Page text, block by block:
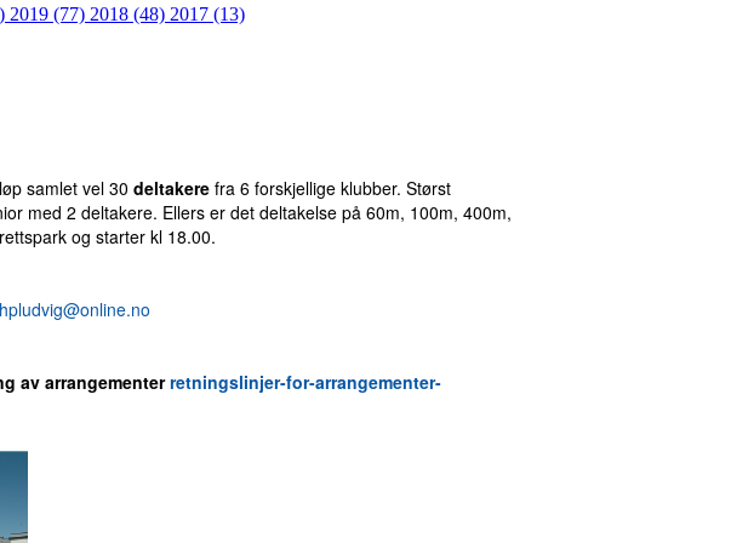
2019 (77) 2018 (48) 2017 (13)
samlet vel 30 deltakere fra 6 forskjellige klubber. Størst
med 2 deltakere. Ellers er det deltakelse på 60m, 100m, 400m,
og starter kl 18.00.
hpludvig@online.no
av arrangementerretningslinjer-for-arrangementer-